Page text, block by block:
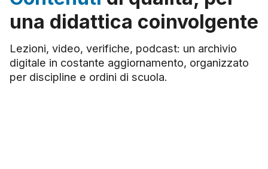
una didattica coinvolgente
Lezioni, video, verifiche, podcast: un archivio
digitale in costante aggiornamento, organizzato
per discipline e ordini di scuola.